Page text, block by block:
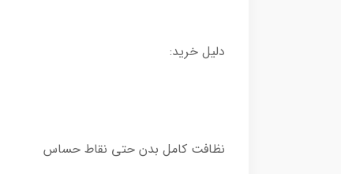
دلیل خرید:
نظافت کامل بدن حتی نقاط حساس